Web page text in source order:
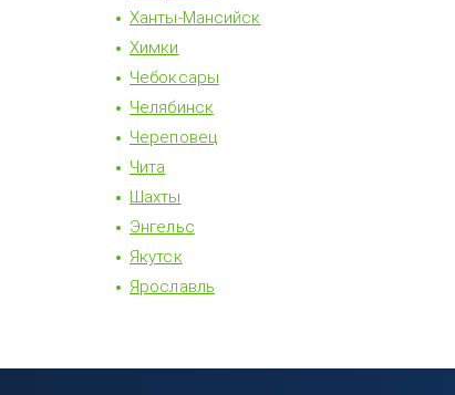
Ханты-Мансийск
Химки
Чебоксары
Челябинск
Череповец
Чита
Шахты
Энгельс
Якутск
Ярославль